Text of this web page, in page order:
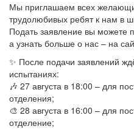
Мы приглашаем всех
трудолюбивых ребят к нам в
Подать заявление вы можете
а узнать больше о нас – на
✨ После подачи заявлений
испытаниях:
🎶 27 августа в 18:00 – для
отделения;
🎨 28 августа в 16:00 – для
отделение;